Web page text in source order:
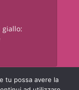
giallo:
online a contenuto
tu possa avere la